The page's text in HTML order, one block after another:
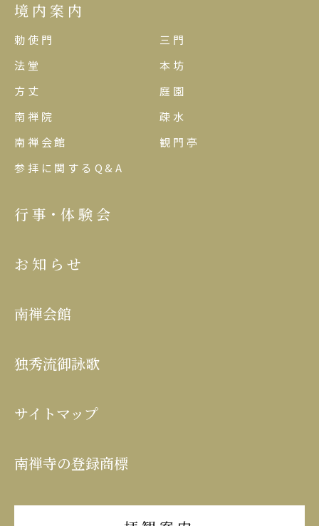
境内案内
勅使門
三門
法堂
本坊
方丈
庭園
南禅院
疎水
南禅会館
観門亭
参拝に関するQ&A
行事･体験会
お知らせ
南禅会館
独秀流御詠歌
サイトマップ
南禅寺の登録商標